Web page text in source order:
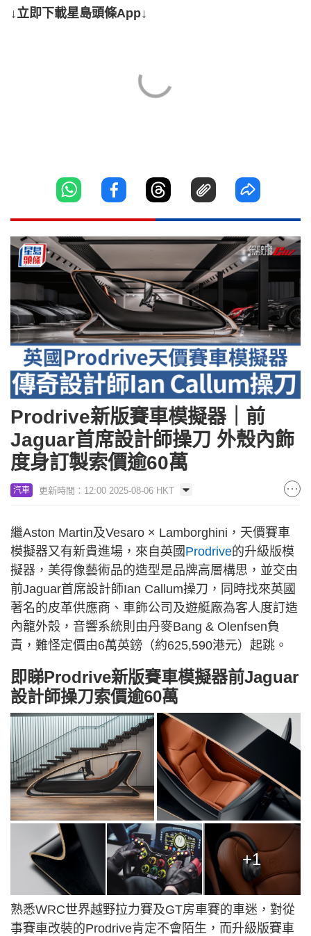
↓立即下載星島頭條App↓
Prodrive新版賽車模擬器｜前
Jaguar首席設計師操刀 外殼內飾
度身訂製索價逾60萬
汽車 更新時間：12:00 2025-08-06 HKT
繼Aston Martin及Vesaro × Lamborghini，天價賽車
模擬器又有新貴進場，來自英國 Prodrive的升級版模
擬器，美得像藝術品的造型是品牌高層構思，並交由
前Jaguar首席設計師Ian Callum操刀，同時找來英國
著名的皮革供應商、車飾公司及遊艇廠為客人度訂造
內籠外殼，音響系統則由丹麥Bang & Olenfsen負
責，難怪定價由6萬英鎊（約625,590港元）起跳。
即睇Prodrive新版賽車模擬器前Jaguar
設計師操刀索價逾60萬
+1
熟悉WRC世界越野拉力賽及GT房車賽的車迷，對從
事賽車改裝的Prodrive肯定不會陌生，而升級版賽車